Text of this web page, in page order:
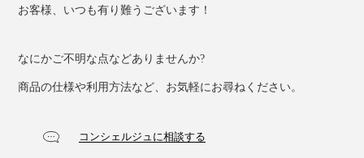
お客様、いつも有り難うございます！
なにかご不明な点などありませんか?
商品の仕様や利用方法など、お気軽にお尋ねください。
コンシェルジュに相談する